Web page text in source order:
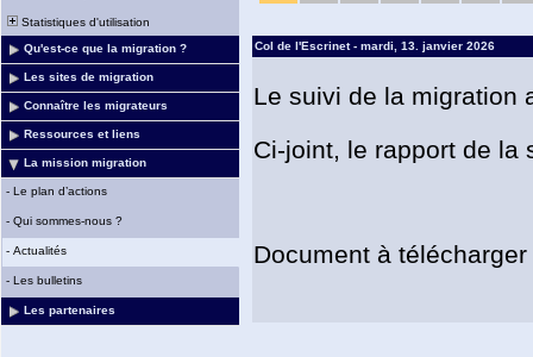
Statistiques d'utilisation
Qu'est-ce que la migration ?
Les sites de migration
Connaître les migrateurs
Ressources et liens
La mission migration
- Le plan d’actions
- Qui sommes-nous ?
- Actualités
- Les bulletins
Les partenaires
Col de l'Escrinet - mardi, 13. janvier 2026
Le suivi de la migration
Ci-joint, le rapport de la
Document à